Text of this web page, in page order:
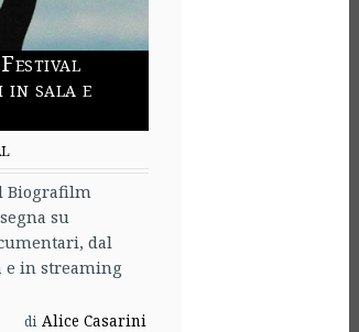
sala e
Biografilm
su
dal
e in streaming
di Alice Casarini